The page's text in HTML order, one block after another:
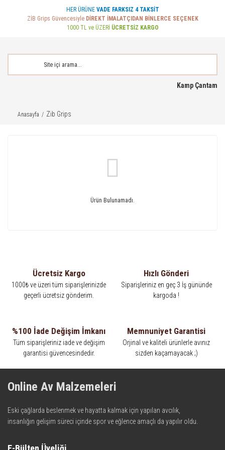
HER ÜRÜNE VADE FARKSIZ 4 TAKSİT
ZİB Grips Güvencesiyle DİREKT İMALATÇIDAN BİNLERCE SEÇENEK
1000 TL ve ÜZERİ ÜCRETSİZ KARGO
Kamp Çantam
Anasayfa Zib Grips
Ürün Bulunamadı.
Ücretsiz Kargo
1000₺ ve üzeri tüm siparişlerinizde
geçerli ücretsiz gönderim.
Hızlı Gönderi
Siparişleriniz en geç 3 İş gününde
kargoda !
%100 İade Değişim İmkanı
Tüm siparişleriniz iade ve değişim
garantisi güvencesindedir.
Memnuniyet Garantisi
Orjinal ve kaliteli ürünlerle avınız
sizden kaçamayacak ;)
Online Av Malzemeleri
Eski çağlarda beslenmek ve hayatta kalmak için yapılan avcılık,
insanlığın gelişim süreci içinde spor ve eğlence amaçlı da yapılır oldu.
teknolojinin dokunuşuyla av malzemelerinde en iyisini meydana